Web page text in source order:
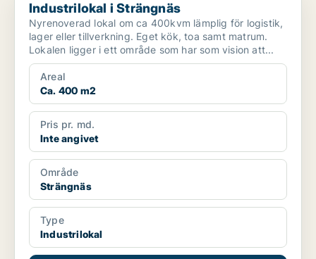
Industrilokal i Strängnäs
Nyrenoverad lokal om ca 400kvm lämplig för logistik,
lager eller tillverkning. Eget kök, toa samt matrum.
Lokalen ligger i ett område som har som vision att...
Areal
Ca. 400 m2
Pris pr. md.
Inte angivet
Område
Strängnäs
Type
Industrilokal